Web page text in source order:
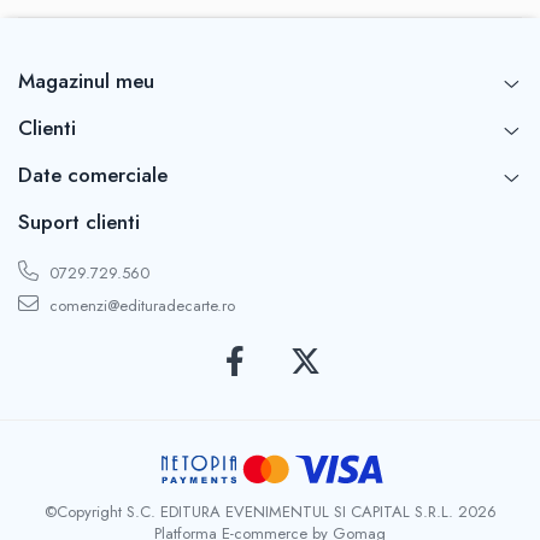
Magazinul meu
Clienti
Date comerciale
Suport clienti
0729.729.560
comenzi@edituradecarte.ro
©Copyright S.C. EDITURA EVENIMENTUL SI CAPITAL S.R.L. 2026
Platforma E-commerce by Gomag